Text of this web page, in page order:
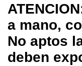
a mano,
No aptos
deben